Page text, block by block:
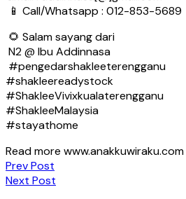
📱 Call/Whatsapp : 012-853-5689
🌻 Salam sayang dari
N2 @ Ibu Addinnasa
#pengedarshakleeterengganu
#shakleereadystock
#ShakleeVivixkualaterengganu
#ShakleeMalaysia
#stayathome
Read more www.anakkuwiraku.com
Post
navigation
Prev Post
Next Post